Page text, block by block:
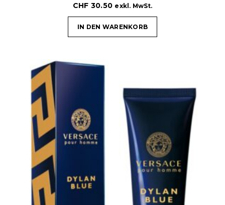
CHF 30.50 exkl. MwSt.
IN DEN WARENKORB